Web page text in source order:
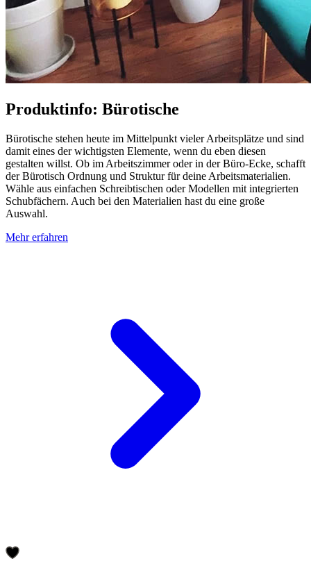
Produktinfo: Bürotische
Bürotische stehen heute im Mittelpunkt vieler Arbeitsplätze und sind
damit eines der wichtigsten Elemente, wenn du eben diesen
gestalten willst. Ob im Arbeitszimmer oder in der Büro-Ecke, schafft
der Bürotisch Ordnung und Struktur für deine Arbeitsmaterialien.
Wähle aus einfachen Schreibtischen oder Modellen mit integrierten
Schubfächern. Auch bei den Materialien hast du eine große
Auswahl.
Mehr erfahren